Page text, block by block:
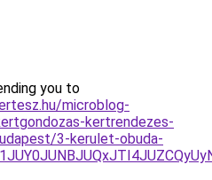
you to
microblog-
kertrendezes-
3-kerulet-obuda-